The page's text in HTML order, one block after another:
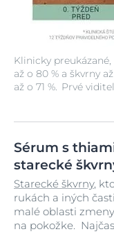
Klinicky
až o 80 % a škvrny
až o 71 %. Prvé
Sérum s
starecké
Starecké škvrny,
rukách a iných
malé oblasti
na pokožke.